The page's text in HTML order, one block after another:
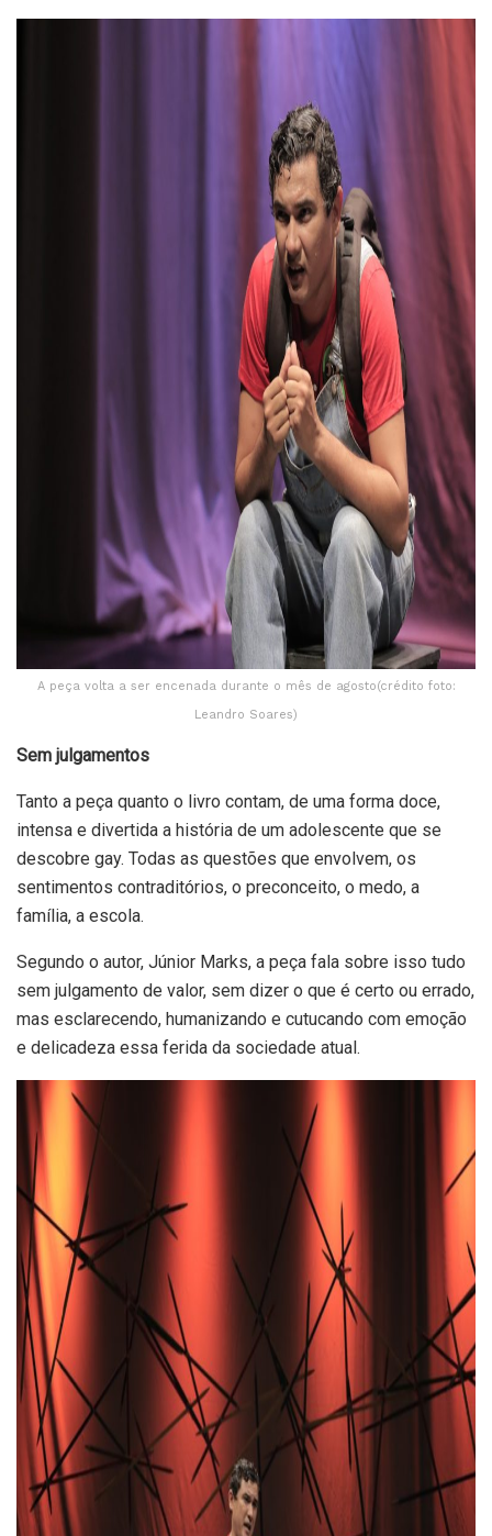
A peça volta a ser encenada durante o mês de agosto(crédito foto:
Leandro Soares)
Sem julgamentos
Tanto a peça quanto o livro contam, de uma forma doce,
intensa e divertida a história de um adolescente que se
descobre gay. Todas as questões que envolvem, os
sentimentos contraditórios, o preconceito, o medo, a
família, a escola.
Segundo o autor, Júnior Marks, a peça fala sobre isso tudo
sem julgamento de valor, sem dizer o que é certo ou errado,
mas esclarecendo, humanizando e cutucando com emoção
e delicadeza essa ferida da sociedade atual.